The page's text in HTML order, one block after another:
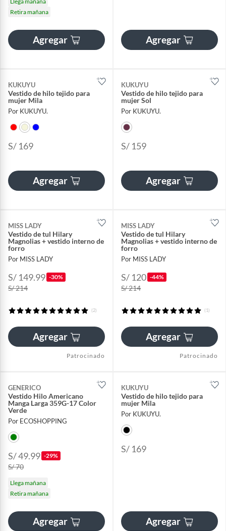
Retira mañana
Agregar Agregar
KUKUYU
Vestido de hilo tejido para
mujer Mila
Por KUKUYU.
S/ 169
Agregar
KUKUYU
Vestido de hilo tejido para
mujer Sol
Por KUKUYU.
S/ 159
Agregar
MISS LADY
Vestido de tul Hilary
Magnolias + vestido interno de
forro
Por MISS LADY
S/ 149.99 -30%
S/ 214
(2)
Agregar
Patrocinado
MISS LADY
Vestido de tul Hilary
Magnolias + vestido interno de
forro
Por MISS LADY
S/ 120 -44%
S/ 214
(1)
Agregar
Patrocinado
GENERICO
Vestido Hilo Americano
Manga Larga 359G-17 Color
Verde
Por ECOSHOPPING
S/ 49.99 -29%
S/ 70
Llega mañana
Retira mañana
Agregar
KUKUYU
Vestido de hilo tejido para
mujer Mila
Por KUKUYU.
S/ 169
Agregar